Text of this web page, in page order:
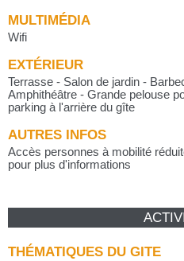
MULTIMÉDIA
Wifi
EXTÉRIEUR
Terrasse - Salon de jardin -
Amphithéâtre - Grande pelouse
parking à l'arrière du gîte
AUTRES INFOS
Accès personnes à mobilité
pour plus d'informations
THÉMATIQUES DU GITE